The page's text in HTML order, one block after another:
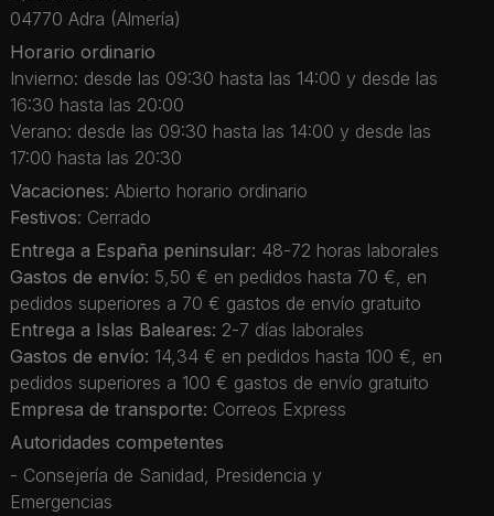
04770 Adra (Almería)
Horario ordinario
Invierno: desde las 09:30 hasta las 14:00 y desde las
16:30 hasta las 20:00
Verano: desde las 09:30 hasta las 14:00 y desde las
17:00 hasta las 20:30
Vacaciones: Abierto horario ordinario
Festivos: Cerrado
Entrega a España peninsular: 48-72 horas laborales
Gastos de envío: 5,50 € en pedidos hasta 70 €, en
pedidos superiores a 70 € gastos de envío gratuito
Entrega a Islas Baleares: 2-7 días laborales
Gastos de envío: 14,34 € en pedidos hasta 100 €, en
pedidos superiores a 100 € gastos de envío gratuito
Empresa de transporte: Correos Express
Autoridades competentes
- Consejería de Sanidad, Presidencia y
Emergencias